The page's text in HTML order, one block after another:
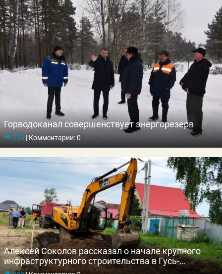
Горводоканал совершенствует энергорезерв
159 |Комментарии: 0
Алексей Соколов рассказал о начале крупного
инфраструктурного строительства в Гусь-
Хрустальном